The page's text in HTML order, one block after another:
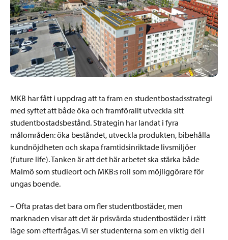
MKB har fått i uppdrag att ta fram en studentbostadsstrategi
med syftet att både öka och framförallt utveckla sitt
studentbostadsbestånd. Strategin har landat i fyra
målområden: öka beståndet, utveckla produkten, bibehålla
kundnöjdheten och skapa framtidsinriktade livsmiljöer
(future life). Tanken är att det här arbetet ska stärka både
Malmö som studieort och MKB:s roll som möjliggörare för
ungas boende.
– Ofta pratas det bara om fler studentbostäder, men
marknaden visar att det är prisvärda studentbostäder i rätt
läge som efterfrågas. Vi ser studenterna som en viktig del i